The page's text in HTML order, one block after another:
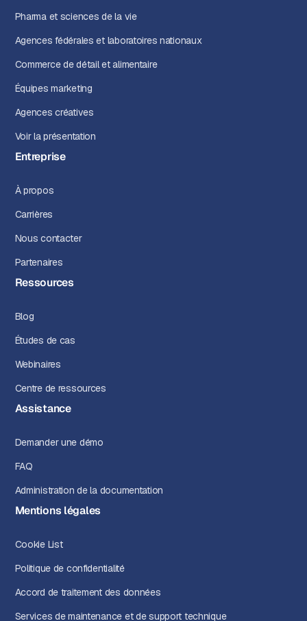
Pharma et sciences de la vie
Agences fédérales et laboratoires nationaux
Commerce de détail et alimentaire
Équipes marketing
Agences créatives
Voir la présentation
Entreprise
À propos
Carrières
Nous contacter
Partenaires
Ressources
Blog
Études de cas
Webinaires
Centre de ressources
Assistance
Demander une démo
FAQ
Administration de la documentation
Mentions légales
Cookie List
Politique de confidentialité
Accord de traitement des données
Services de maintenance et de support technique